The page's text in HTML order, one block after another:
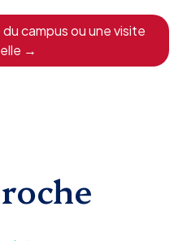
campus ou une visite
→